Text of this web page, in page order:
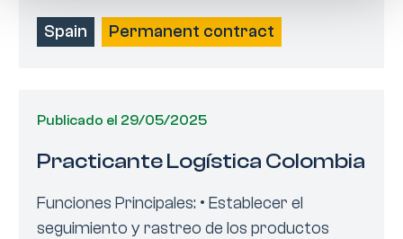
Spain Permanent contract
Publicado el 29/05/2025
Practicante Logística Colombia
Funciones Principales: • Establecer el
seguimiento y rastreo de los productos